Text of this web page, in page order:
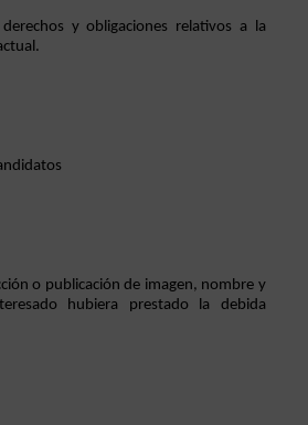
y obligaciones relativos a la
o publicación de imagen, nombre y
hubiera prestado la debida